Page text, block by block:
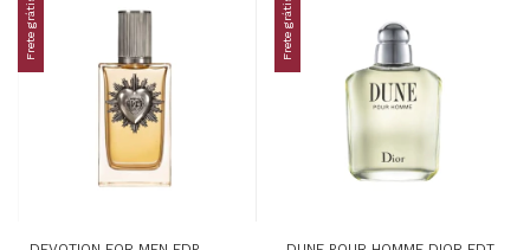
Frete grátis Frete grátis